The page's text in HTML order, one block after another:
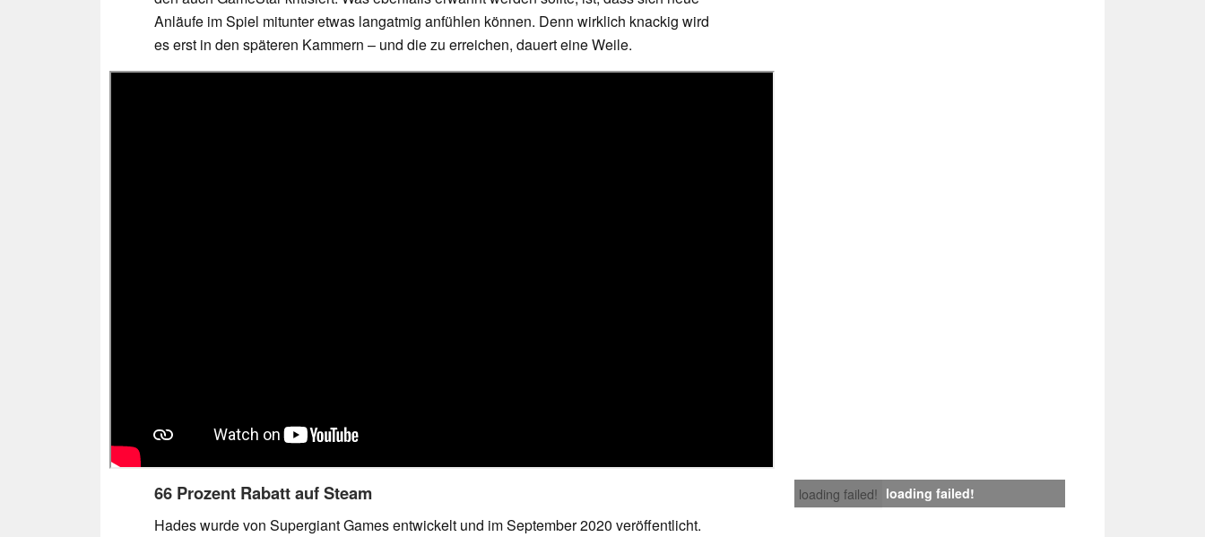
Anläufe im Spiel mitunter etwas langatmig anfühlen können. Denn wirklich knackig wird
es erst in den späteren Kammern – und die zu erreichen, dauert eine Weile.
loading failed! loading failed!
66 Prozent Rabatt auf Steam
Hades wurde von Supergiant Games entwickelt und im September 2020 veröffentlicht.